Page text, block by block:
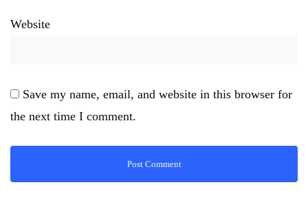
Website
Save my name, email, and website in this browser for
the next time I comment.